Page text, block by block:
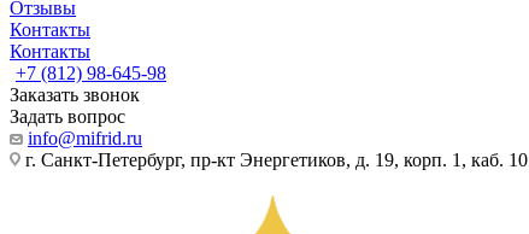
Отзывы
Контакты
Контакты
+7 (812) 98-645-98
Заказать звонок
Задать вопрос
info@mifrid.ru
г. Санкт-Петербург, пр-кт Энергетиков, д. 19, корп. 1, каб. 10